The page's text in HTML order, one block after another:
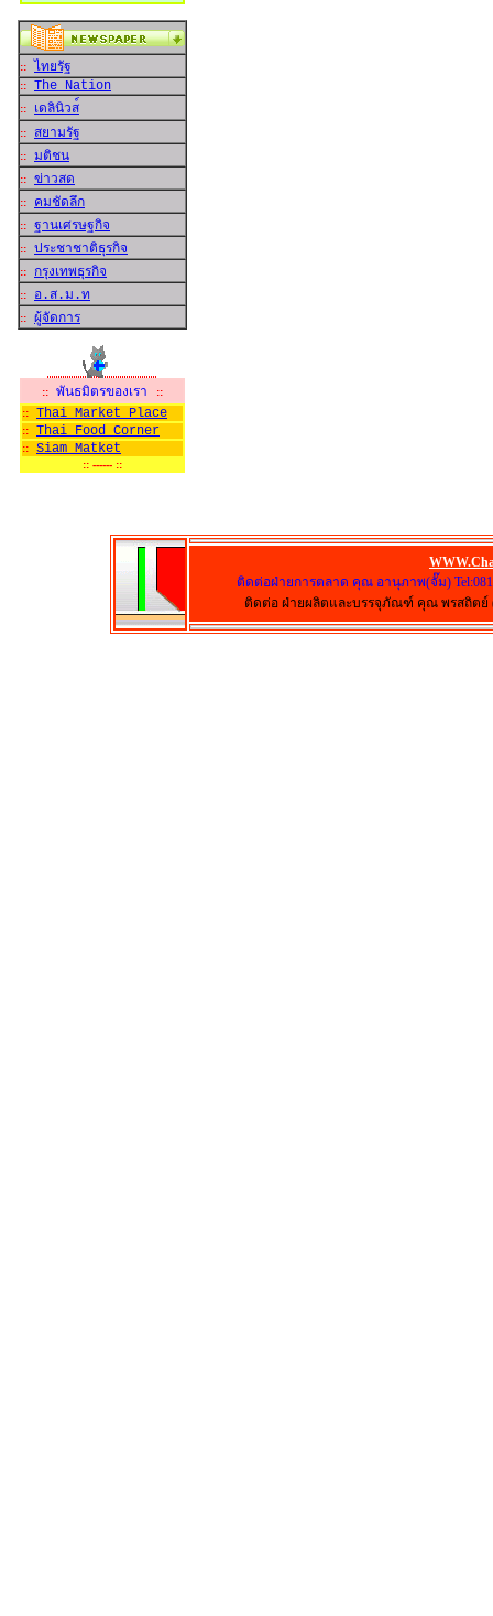
:: ไทยรัฐ
:: The Nation
:: เดลินิวส
:: สยามรัฐ
:: มติชน
:: ข่าวสด
:: คมชัดลึก
:: ฐานเศรษฐกิจ
:: ประชาชาติธุรกิจ
:: กรุงเทพธุรกิจ
:: อ.ส.ม.ท
:: ผู้จัดการ
:: พันธมิตรของเรา
::
::
Thai Market Place
:: Thai Food Corner
:: Siam Matket
:: ------ ::
ติดต่อฝ่ายการตลาด คุณ อานุภาพ(จั๊ม) Tel:081-
ติดต่อ ฝ่ายผลิตและบรรจุภัณฑ์ คุณ พรสถิตย์ (เ